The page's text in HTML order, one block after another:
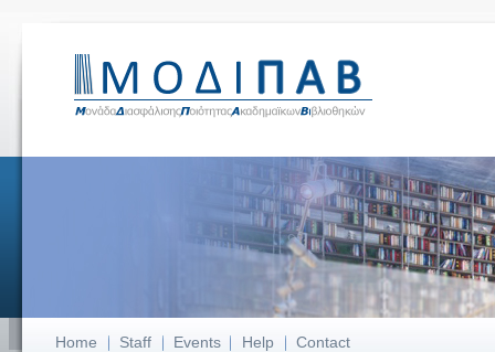
Home Staff Events Help Contact